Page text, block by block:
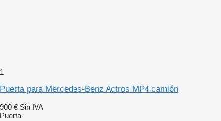
1
Puerta para Mercedes-Benz Actros MP4 camión
900 € Sin IVA
Puerta